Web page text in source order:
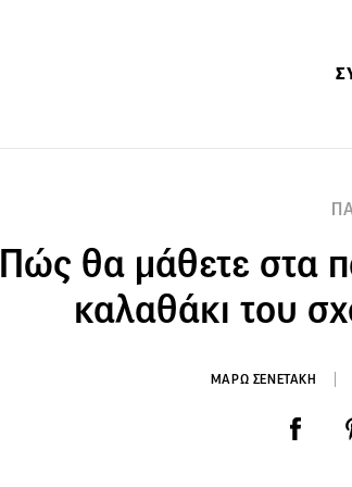
Πώς θα μάθετε στα
καλαθάκι του
ΜΑΡΩ ΣΕΝΕΤΑΚΗ